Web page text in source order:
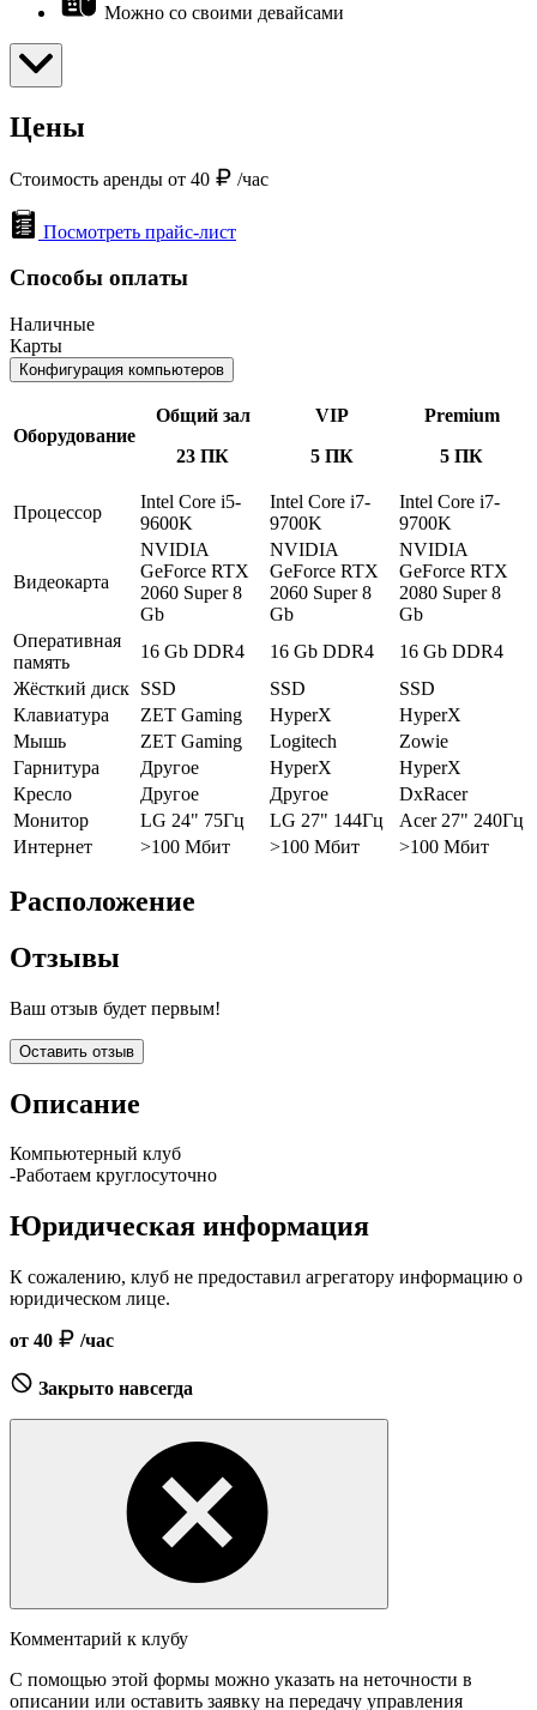
Можно со своими девайсами
Цены
Стоимость аренды от 40 /час
Посмотреть прайс-лист
Способы оплаты
Наличные
Карты
Конфигурация компьютеров
Оборудование
Общий зал
23 ПК
VIP
5 ПК
Premium
5 ПК
Процессор
Intel Core i5-
9600K
Intel Core i7-
9700K
Intel Core i7-
9700K
Видеокарта
NVIDIA
GeForce RTX
2060 Super 8
Gb
NVIDIA
GeForce RTX
2060 Super 8
Gb
NVIDIA
GeForce RTX
2080 Super 8
Gb
Оперативная
память
16 Gb DDR4 16 Gb DDR4
16 Gb DDR4
Жёсткий диск SSD SSD
SSD
Клавиатура
ZET Gaming HyperX
HyperX
Мышь
ZET Gaming Logitech
Zowie
Гарнитура
Другое HyperX
HyperX
Кресло
Другое Другое
DxRacer
Монитор
LG 24" 75Гц LG 27" 144Гц
Acer 27" 240Гц
Интернет
>100 Мбит >100 Мбит >100 Мбит
Расположение
Отзывы
Ваш отзыв будет первым!
Оставить отзыв
Описание
Компьютерный клуб
-Работаем круглосуточно
Юридическая информация
К сожалению, клуб не предоставил агрегатору информацию о
юридическом лице.
от 40 /час
Закрыто навсегда
Комментарий к клубу
С помощью этой формы можно указать на неточности в
описании или оставить заявку на передачу управления